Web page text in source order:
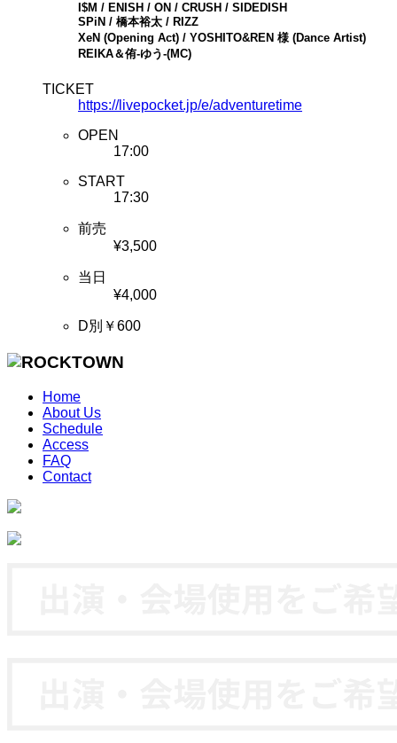
I$M / ENISH / ON / CRUSH / SIDEDISH
SPiN / 橋本裕太 / RIZZ
XeN (Opening Act) / YOSHITO&REN 様 (Dance Artist)
REIKA＆侑-ゆう-(MC)
TICKET
https://livepocket.jp/e/adventuretime
OPEN
17:00
START
17:30
前売
¥3,500
当日
¥4,000
D別￥600
Home
About Us
Schedule
Access
FAQ
Contact